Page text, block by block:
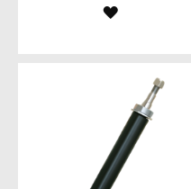
LÄGG
ÖNSKELISTA